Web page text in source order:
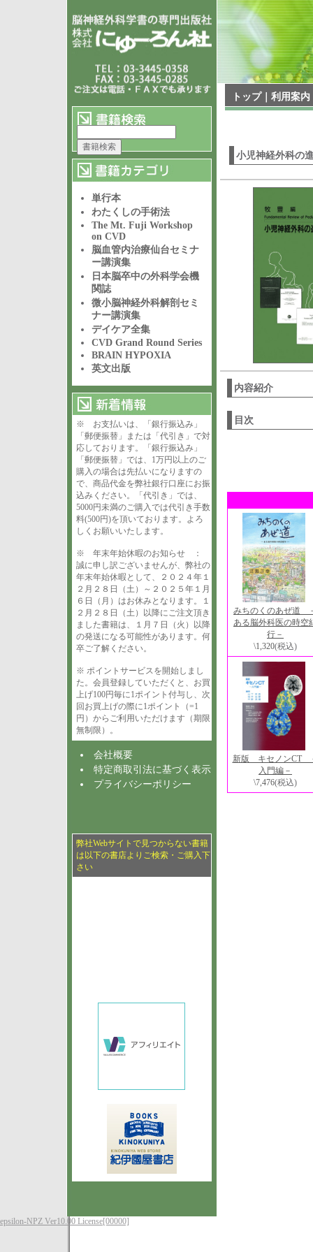
単行本
わたくしの手術法
The Mt. Fuji Workshop
on CVD
脳血管内治療仙台セミナ
ー講演集
日本脳卒中の外科学会機
関誌
微小脳神経外科解剖セミ
ナー講演集
デイケア全集
CVD Grand Round Series
BRAIN HYPOXIA
英文出版
※ お支払いは、「銀行振込み」
「郵便振替」または「代引き」で対
応しております。「銀行振込み」
「郵便振替」では、1万円以上のご
購入の場合は先払いになりますの
で、商品代金を弊社銀行口座にお振
込みください。「代引き」では、
5000円未満のご購入では代引き手数
料(500円)を頂いております。よろ
しくお願いいたします。
※ 年末年始休暇のお知らせ ：
誠に申し訳ございませんが、弊社の
年末年始休暇として、２０２４年１
２月２８日（土）～２０２５年１月
６日（月）はお休みとなります。１
２月２８日（土）以降にご注文頂き
ました書籍は、１月７日（火）以降
の発送になる可能性があります。何
卒ご了解ください。
※ ポイントサービスを開始しまし
た。会員登録していただくと、お買
上げ100円毎に1ポイント付与し、次
回お買上げの際に1ポイント（=1
円）からご利用いただけます（期限
無制限）。
会社概要
特定商取引法に基づく表示
プライバシーポリシー
弊社Webサイトで見つからない書籍
は以下の書店よりご検索・ご購入下
さい
トップ｜ 利用案内
小児神経外科の
内容紹介
目次
みちのくのあぜ道
ある脳外科医の時空
行－
\1,320(税込)
新版 キセノンCT
入門編－
\7,476(税込)
epsilon-NPZ Ver10.00 License[00000]